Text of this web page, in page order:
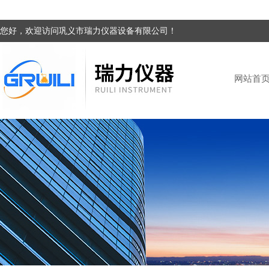
您好，欢迎访问巩义市瑞力仪器设备有限公司！
网站首